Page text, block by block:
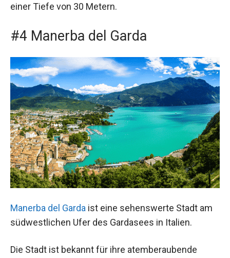
einer Tiefe von 30 Metern.
#4 Manerba del Garda
Manerba del Garda ist eine sehenswerte Stadt am
südwestlichen Ufer des Gardasees in Italien.
Die Stadt ist bekannt für ihre atemberaubende